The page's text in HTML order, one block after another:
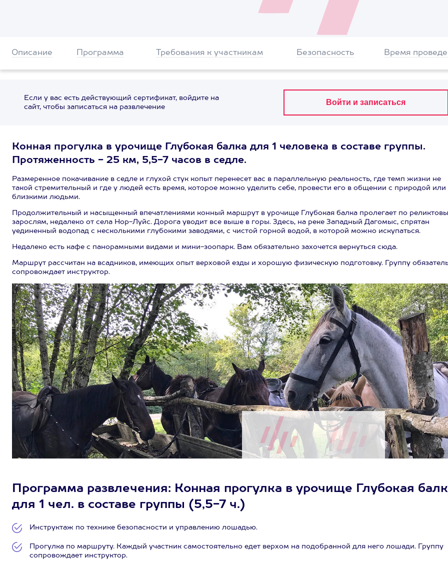
Описание Программа Требования к участникам Безопасность Время
Если у вас есть действующий сертификат, войдите на
сайт, чтобы записаться на развлечение
Конная прогулка в урочище Глубокая балка для 1 человека в составе группы.
Протяженность - 25 км, 5,5-7 часов в седле.
Размеренное покачивание в седле и глухой стук копыт перенесет вас в параллельную реальность, где темп жизни не
такой стремительный и где у людей есть время, которое можно уделить себе, провести его в общении с природой или
близкими людьми.
Продолжительный и насыщенный впечатлениями конный маршрут в урочище Глубокая балка пролегает по
зарослям, недалеко от села Нор-Луйс. Дорога уводит все выше в горы. Здесь, на реке Западный Дагомыс, спрятан
уединенный водопад с несколькими глубокими заводями, с чистой горной водой, в которой можно искупаться.
Недалеко есть кафе с панорамными видами и мини-зоопарк. Вам обязательно захочется вернуться сюда.
Маршрут рассчитан на всадников, имеющих опыт верховой езды и хорошую физическую подготовку. Группу
сопровождает инструктор.
Программа развлечения: Конная прогулка в урочище Глубокая
для 1 чел. в составе группы (5,5-7 ч.)
Инструктаж по технике безопасности и управлению лошадью.
Прогулка по маршруту. Каждый участник самостоятельно едет верхом на подобранной для него лошади. Группу
сопровождает инструктор.